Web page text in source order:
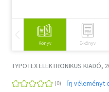
Könyv E-könyv
TYPOTEX ELEKTRONIKUS KIADÓ,
Írj véleményt